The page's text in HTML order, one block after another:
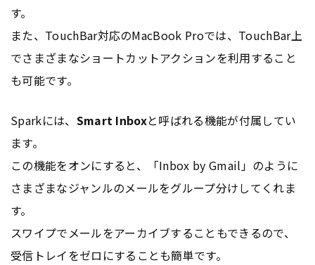
す。
また、TouchBar対応のMacBook Proでは、TouchBar上
でさまざまなショートカットアクションを利用すること
も可能です。
Sparkには、 Smart Inboxと呼ばれる機能が付属してい
ます。
この機能をオンにすると、「Inbox by Gmail」のように
さまざまなジャンルのメールをグループ分けしてくれま
す。
スワイプでメールをアーカイブすることもできるので、
受信トレイをゼロにすることも簡単です。